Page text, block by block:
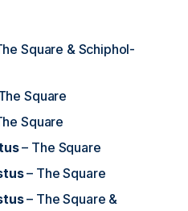
Square & Schiphol-
Square
Square
– The Square
– The Square
– The Square &